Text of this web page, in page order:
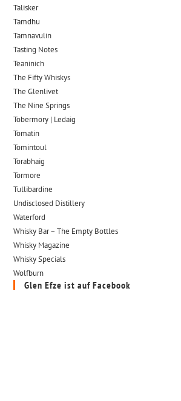
Talisker
Tamdhu
Tamnavulin
Tasting Notes
Teaninich
The Fifty Whiskys
The Glenlivet
The Nine Springs
Tobermory | Ledaig
Tomatin
Tomintoul
Torabhaig
Tormore
Tullibardine
Undisclosed Distillery
Waterford
Whisky Bar – The Empty Bottles
Whisky Magazine
Whisky Specials
Wolfburn
Glen Efze ist auf Facebook